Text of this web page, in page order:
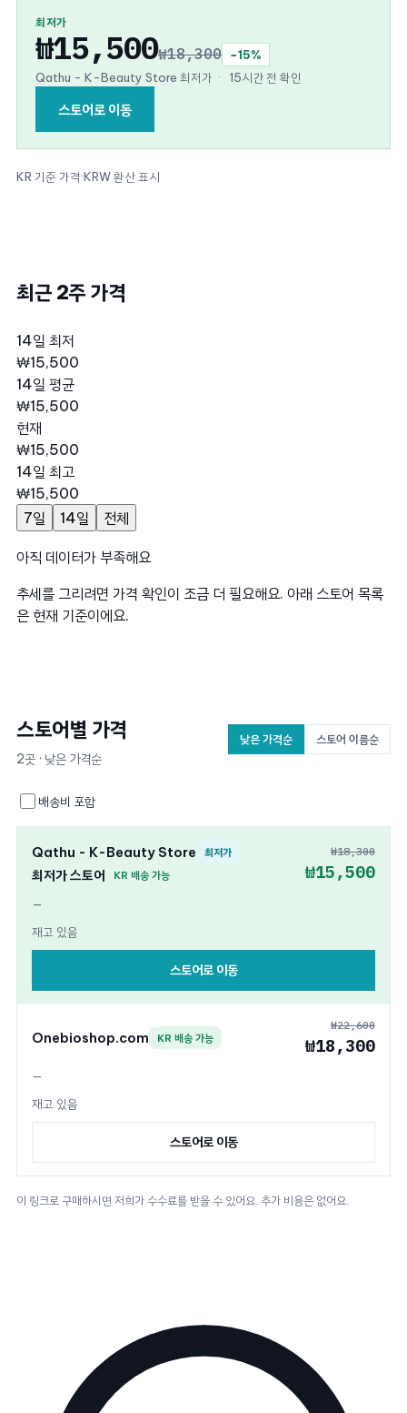
최저가
₩15,500₩18,300
−15%
Qathu - K-Beauty Store 최저가 · 15시간 전 확인
스토어로 이동
KR 기준 가격·KRW 환산 표시
최근 2주 가격
14일 최저
₩15,500
14일 평균
₩15,500
현재
₩15,500
14일 최고
₩15,500
7일
14일 전체
아직 데이터가 부족해요
추세를 그리려면 가격 확인이 조금 더 필요해요. 아래 스토어 목록
은 현재 기준이에요.
스토어별 가격
2곳 · 낮은 가격순
낮은 가격순 스토어 이름순
배송비 포함
Qathu - K-Beauty Store 최저가
최저가 스토어 KR 배송 가능
—
재고 있음
₩18,300
₩15,500
스토어로 이동
Onebioshop.com KR 배송 가능
—
재고 있음
₩22,600
₩18,300
스토어로 이동
이 링크로 구매하시면 저희가 수수료를 받을 수 있어요. 추가 비용은 없어요.